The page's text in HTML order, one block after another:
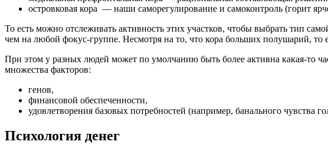
островковая кора — наши саморегулирование и самоконтроль (горит
То есть можно отслеживать активность этих участков, чтобы выбрать тип
чем на любой фокус-группе. Несмотря на то, что кора больших полушарий, то
При этом у разных людей может по умолчанию быть более активна какая-то
множества факторов:
генов,
финансовой обеспеченности,
удовлетворения базовых потребностей (например, банального чувства
Психология денег